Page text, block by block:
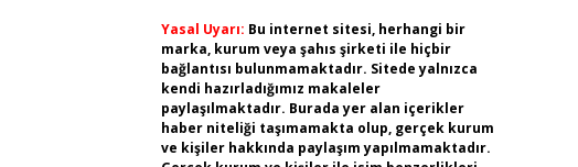
Yasal Uyarı: Bu internet sitesi, herhangi bir
marka, kurum veya şahıs şirketi ile hiçbir
bağlantısı bulunmamaktadır. Sitede yalnızca
kendi hazırladığımız makaleler
paylaşılmaktadır. Burada yer alan içerikler
haber niteliği taşımamakta olup, gerçek kurum
ve kişiler hakkında paylaşım yapılmamaktadır.